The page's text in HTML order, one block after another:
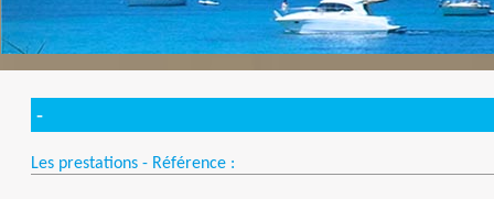
-
Les prestations - Référence :